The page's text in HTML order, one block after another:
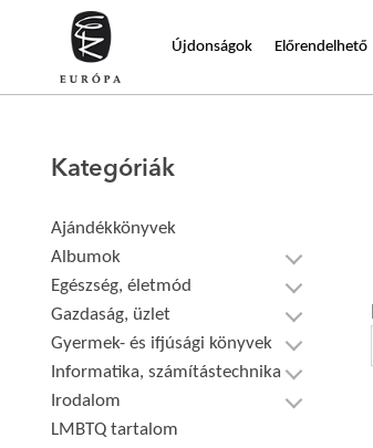
Újdonságok Előrendelhető
Kategóriák
Ajándékkönyvek
Albumok
Egészség, életmód
Gazdaság, üzlet
Gyermek- és ifjúsági könyvek
Informatika, számítástechnika
Irodalom
LMBTQ tartalom